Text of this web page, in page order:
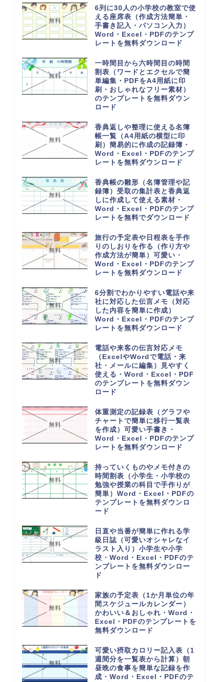
6列に30人の小学校の教室で使
える座席表（作成方法簡単・
手書き記入・パソコン入力）
Word・Excel・PDFのテンプ
レートを無料ダウンロード
一時間目から六時間目の時間
割表（ワードとエクセルで簡
単編集・PDFをA4用紙に印
刷・おしゃれなフリー素材）
のテンプレートを無料ダウン
ロード
香典返しや整理に使える名簿
帳一覧（A4用紙の横型に印
刷）簡易的に作成の記録簿・
Word・Excel・PDFのテンプ
レートを無料ダウンロード
香典帳の雛形（名簿管理や記
録簿）受取の集計表と香典返
しに作成して使える素材・
Word・Excel・PDFのテンプ
レートを無料でダウンロード
旅行の予定表や日程表を手作
りのしおりを作る（作り方や
作成方法が簡単）可愛い・
Word・Excel・PDFのテンプ
レートを無料ダウンロード
6分割でわかりやすい電話や来
社に対応した伝言メモ（対応
した内容を簡単に作成）
Word・Excel・PDFのテンプ
レートを無料ダウンロード
電話や来客の伝言対応メモ
（ExcelやWordで電話・来
社・メールに編集）見やすく
使える・Word・Excel・PDF
のテンプレートを無料ダウン
ロード
体重測定の記録表（グラフや
チャートで簡単に移行一覧表
を作成）可愛い手書き・
Word・Excel・PDFのテンプ
レートを無料ダウンロード
持っていくものやメモ付きの
時間割表（小学生・小学校の
勉強や授業の科目で手作りが
簡単）Word・Excel・PDFの
テンプレートを無料ダウンロ
ード
日直や当番が簡単に作れる学
級日誌（可愛いオシャレなイ
ラスト入り）小学生や小学
校・Word・Excel・PDFのテ
ンプレートを無料ダウンロー
ド
家族の予定表（1か月単位の年
間スケジュールカレンダー）
かわいい＆おしゃれ・Word・
Excel・PDFのテンプレートを
無料ダウンロード
可愛い摂取カロリー記入表（1
週間分を一覧表から計算）朝
昼晩の食事を簡単な記録を作
成・Word・Excel・PDFのテ